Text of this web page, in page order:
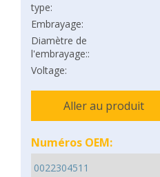
type:
Embrayage:
Diamètre de
l'embrayage::
Voltage:
Aller au produit
Numéros OEM: